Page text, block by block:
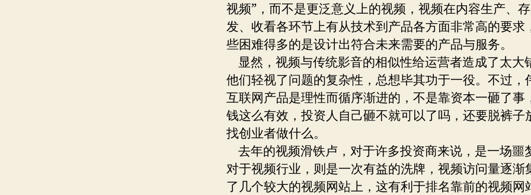
视频”，而不是更泛意义上的视频，视频在内容生产、
发、收看各环节上有从技术到产品各方面非常高的要求
些困难得多的是设计出符合未来需要的产品与服务。
显然，视频与传统影音的相似性给运营者造成了太大
他们轻视了问题的复杂性，总想毕其功于一役。不过，
互联网产品是理性而循序渐进的，不是靠资本一砸了事
钱这么有效，投资人自己砸不就可以了吗，还要脱裤子
找创业者做什么。
去年的视频滑铁卢，对于许多投资商来说，是一场噩
对于视频行业，则是一次有益的洗牌，视频访问量逐渐
了几个较大的视频网站上，这有利于排名靠前的视频网